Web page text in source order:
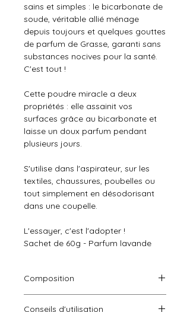
sains et simples : le bicarbonate de
soude, véritable allié ménage
depuis toujours et quelques gouttes
de parfum de Grasse, garanti sans
substances nocives pour la santé.
C'est tout !
Cette poudre miracle a deux
propriétés : elle assainit vos
surfaces grâce au bicarbonate et
laisse un doux parfum pendant
plusieurs jours.
S'utilise dans l'aspirateur, sur les
textiles, chaussures, poubelles ou
tout simplement en désodorisant
dans une coupelle.
L'essayer, c'est l'adopter !
Sachet de 60g - Parfum lavande
Composition
Conseils d'utilisation